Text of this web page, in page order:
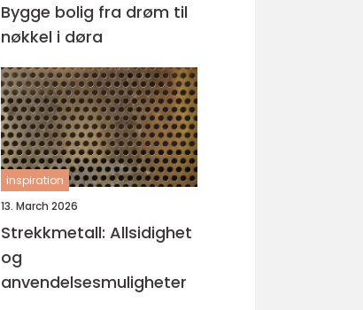
Bygge bolig fra drøm til
nøkkel i døra
inspiration
13. March 2026
Strekkmetall: Allsidighet
og
anvendelsesmuligheter